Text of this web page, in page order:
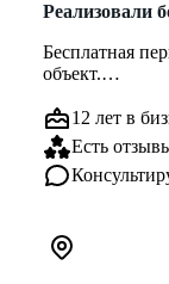
Реализовали
Бесплатная
объект.
1. Дизайн-
ценам
2. Компл...
12 лет в
Есть